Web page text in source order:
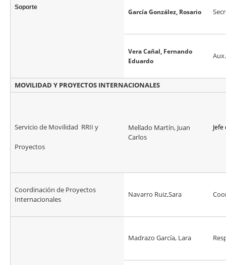
Soporte
García González, Rosario
Vera Cañal, Fernando
Eduardo
MOVILIDAD Y PROYECTOS INTERNACIONALES
Servicio de Movilidad RRII y
Proyectos
Mellado Martín, Juan
Carlos
Coordinación de Proyectos
Internacionales
Navarro Ruiz,Sara
Madrazo García, Lara